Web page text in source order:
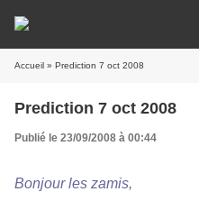
Accueil » Prediction 7 oct 2008
Prediction 7 oct 2008
Publié le 23/09/2008 à 00:44
Bonjour les zamis,